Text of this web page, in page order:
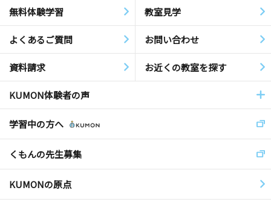
無料体験学習 教室見学
よくあるご質問 お問い合わせ
資料請求 お近くの教室を探す
KUMON体験者の声
学習中の方へ
くもんの先生募集
KUMONの原点